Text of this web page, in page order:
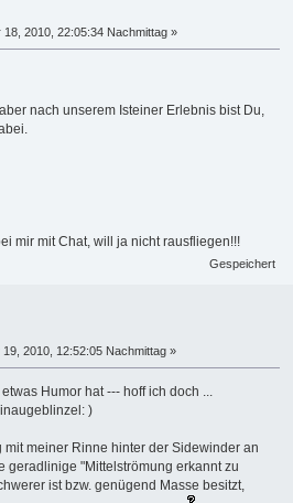
18, 2010, 22:05:34 Nachmittag »
nach unserem Isteiner Erlebnis bist Du,
mir mit Chat, will ja nicht rausfliegen!!!
Gespeichert
19, 2010, 12:52:05 Nachmittag »
Humor hat --- hoff ich doch ...
)
mit meiner Rinne hinter der Sidewinder an
geradlinige "Mittelströmung erkannt zu
ist bzw. genügend Masse besitzt,